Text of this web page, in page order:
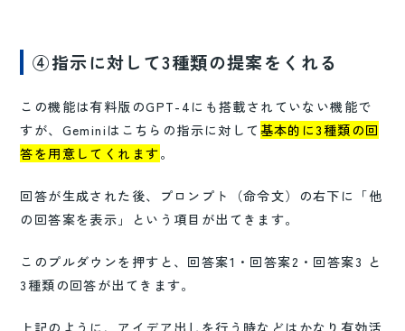
④指示に対して3種類の提案をくれる
この機能は有料版のGPT-4にも搭載されていない機能で
すが、Geminiはこちらの指示に対して 基本的に3種類の回
答を用意してくれます。
回答が生成された後、プロンプト（命令文）の右下に「他
の回答案を表示」という項目が出てきます。
このプルダウンを押すと、回答案1・回答案2・回答案3 と
3種類の回答が出てきます。